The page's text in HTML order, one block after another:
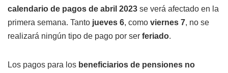
calendario de pagos de abril 2023 se verá afectado en la
primera semana. Tanto jueves 6, como viernes 7, no se
realizará ningún tipo de pago por ser feriado.
Los pagos para los beneficiarios de pensiones no